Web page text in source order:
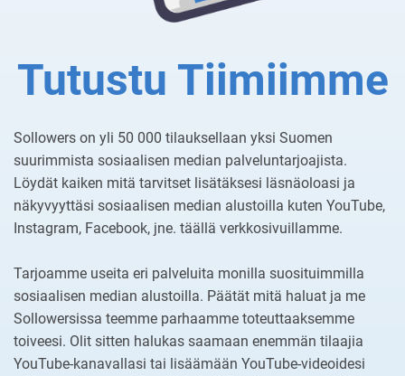
Tutustu Tiimiimme
Sollowers on yli 50 000 tilauksellaan yksi Suomen
suurimmista sosiaalisen median palveluntarjoajista.
Löydät kaiken mitä tarvitset lisätäksesi läsnäoloasi ja
näkyvyyttäsi sosiaalisen median alustoilla kuten YouTube,
Instagram, Facebook, jne. täällä verkkosivuillamme.
Tarjoamme useita eri palveluita monilla suosituimmilla
sosiaalisen median alustoilla. Päätät mitä haluat ja me
Sollowersissa teemme parhaamme toteuttaaksemme
toiveesi. Olit sitten halukas saamaan enemmän tilaajia
YouTube-kanavallasi tai lisäämään YouTube-videoidesi